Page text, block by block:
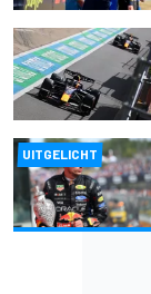
UITGELICHT